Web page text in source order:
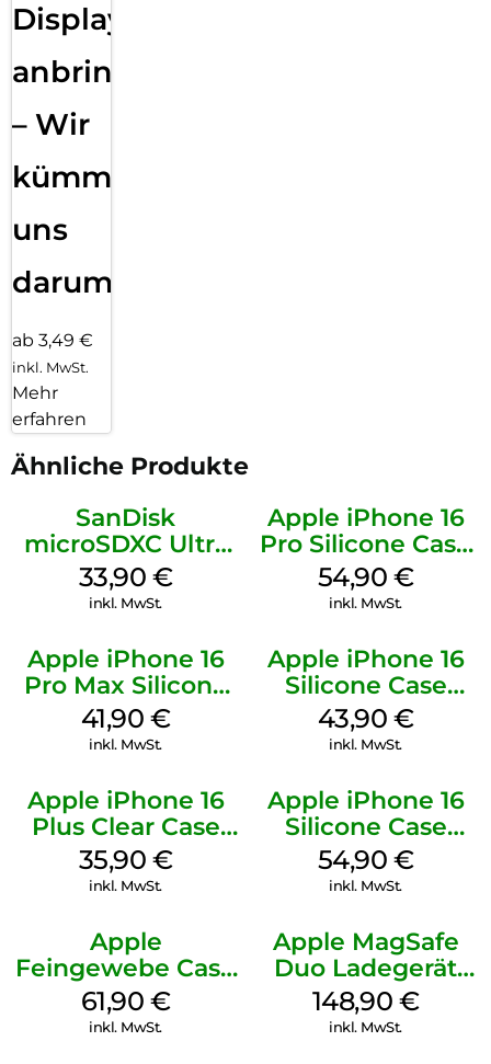
Displayfolie
anbringen
– Wir
kümmern
uns
darum!
ab 3,49 €
inkl. MwSt.
Mehr
erfahren
Ähnliche Produkte
SanDisk
microSDXC Ultra
128 GB + Adapter
Mobile
33,90 €
inkl. MwSt.
Apple iPhone 16
Pro Silicone Case
MagSafe Black
54,90 €
inkl. MwSt.
Apple iPhone 16
Pro Max Silicone
Case MagSafe
Ultramarine
41,90 €
inkl. MwSt.
Apple iPhone 16
Silicone Case
MagSafe Plum
43,90 €
inkl. MwSt.
Apple iPhone 16
Plus Clear Case
MagSafe
Transparent
35,90 €
inkl. MwSt.
Apple iPhone 16
Silicone Case
MagSafe Black
54,90 €
inkl. MwSt.
Apple
Feingewebe Case
iPhone 15 Pro
MagSafe Schwarz
61,90 €
inkl. MwSt.
Apple MagSafe
Duo Ladegerät
Weiß
148,90 €
inkl. MwSt.